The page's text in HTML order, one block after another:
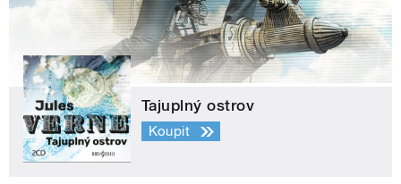
Tajuplný ostrov
Koupit